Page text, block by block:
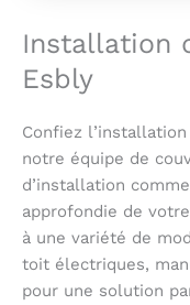
Installation
Esbly
Confiez
notre équipe de
d’installation
approfondie de
à une variété de
toit électriques,
pour une solution